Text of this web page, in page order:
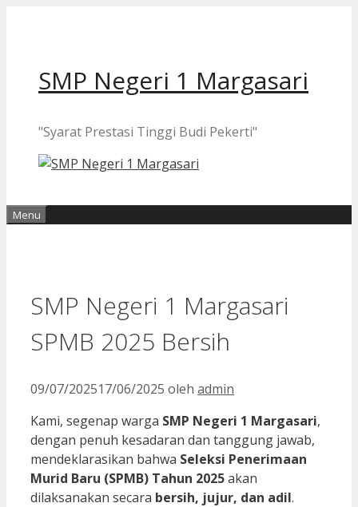
SMP Negeri 1 Margasari
"Syarat Prestasi Tinggi Budi Pekerti"
Menu
SMP Negeri 1 Margasari
SPMB 2025 Bersih
09/07/202517/06/2025 oleh admin
Kami, segenap warga SMP Negeri 1 Margasari,
dengan penuh kesadaran dan tanggung jawab,
mendeklarasikan bahwa Seleksi Penerimaan
Murid Baru (SPMB) Tahun 2025akan
dilaksanakan secara bersih, jujur, dan adil.